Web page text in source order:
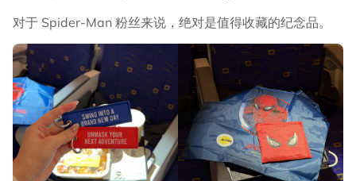
对于 Spider-Man 粉丝来说，绝对是值得收藏的纪念品。